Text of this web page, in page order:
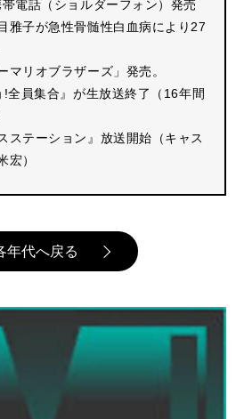
電話（ショルダーフォン）発売
雅子が急性骨髄性白血病により27
マリオブラザーズ」発売。
!全員集合』が生放送終了（16年間
ステーション』放送開始（キャス
宏）
年代へ戻る